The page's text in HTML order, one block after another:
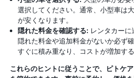
選択してください。通常、小型車は
が安くなります。
隠れた料金を確認する: レンタカー
隠れた料金や追加料金がないか必ず
すぐに積み重なり、コストが増加す
これらのヒントに従うことで、ピトケ